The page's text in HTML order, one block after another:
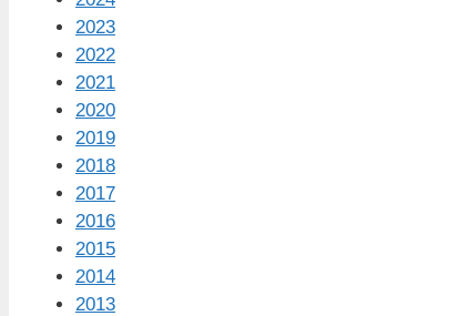
2023
2022
2021
2020
2019
2018
2017
2016
2015
2014
2013